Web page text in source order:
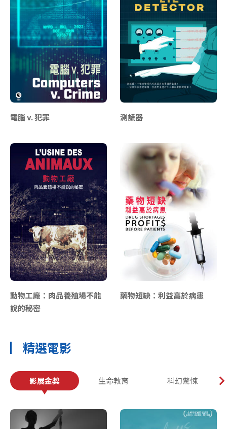
電腦 v. 犯罪 測謊器
動物工廠：肉品養殖場不能
說的秘密
藥物短缺：利益高於病患
精選電影
影展金獎 生命教育 科幻驚悚